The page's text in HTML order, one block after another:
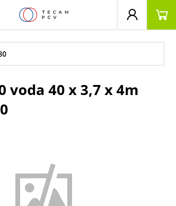
voda 40 x 3,7 x 4m